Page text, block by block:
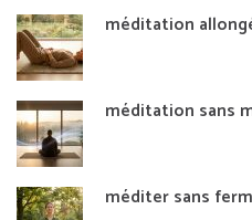
méditation
méditation sans
méditer sans